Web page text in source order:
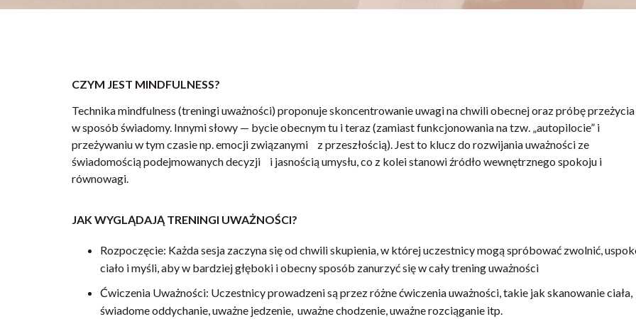
CZYM JEST MINDFULNESS?
Technika mindfulness (treningi uważności) proponuje skoncentrowanie uwagi na chwili obecnej oraz próbę
w sposób świadomy. Innymi słowy — bycie obecnym tu i teraz (zamiast funkcjonowania na tzw. „autopilocie” i
przeżywaniu w tym czasie np. emocji związanymi z przeszłością). Jest to klucz do rozwijania uważności ze
świadomością podejmowanych decyzji i jasnością umysłu, co z kolei stanowi źródło wewnętrznego spokoju i
równowagi.
JAK WYGLĄDAJĄ TRENINGI UWAŻNOŚCI?
Rozpoczęcie: Każda sesja zaczyna się od chwili skupienia, w której uczestnicy mogą spróbować zwolnić,
ciało i myśli, aby w bardziej głęboki i obecny sposób zanurzyć się w cały trening uważności
Ćwiczenia Uważności: Uczestnicy prowadzeni są przez różne ćwiczenia uważności, takie jak skanowanie ciała,
świadome oddychanie, uważne jedzenie, uważne chodzenie, uważne rozciąganie itp.